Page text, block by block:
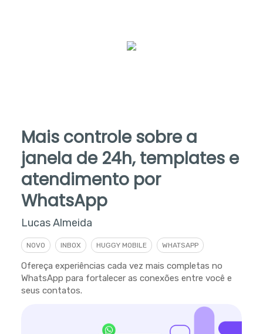
Mais controle sobre a
janela de 24h, templates e
atendimento por
WhatsApp
Lucas Almeida
NOVO INBOX HUGGY MOBILE WHATSAPP
Ofereça experiências cada vez mais completas no
WhatsApp para fortalecer as conexões entre você e
seus contatos.